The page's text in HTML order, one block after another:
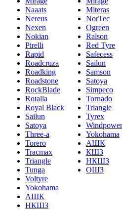
Naaats
Nereus
Nexen
Nokian
Pirelli
Rapid
Roadcruza
Roadking
Roadstone
RockBlade
Rotalla
Royal Black
Sailun
Satoya
Three-a
Torero
Tracmax
Triangle
Tunga
Voltyre
Yokohama
АШК
НКШЗ
Miteras
NorTec
Ogreen
Ralson
Red Tyre
Safecess
Sailun
Samson
Satoya
Simpeco
Tornado
Triangle
Tyrex
Windpower
Yokohama
АШК
КШЗ
НКШЗ
ОШЗ